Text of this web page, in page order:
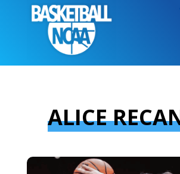
ALICE